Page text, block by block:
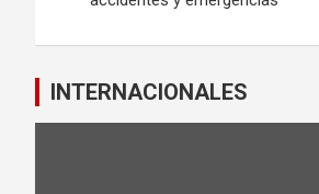
k
p
INTERNACIONALES